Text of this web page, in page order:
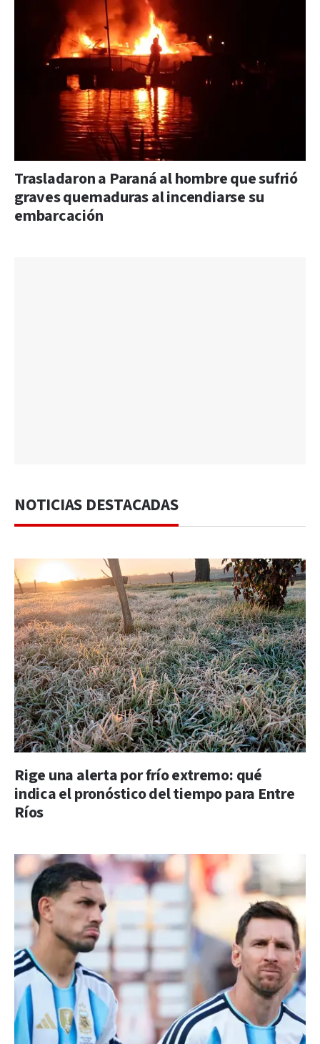
Trasladaron a Paraná al hombre que sufrió
graves quemaduras al incendiarse su
embarcación
NOTICIAS DESTACADAS
Rige una alerta por frío extremo: qué
indica el pronóstico del tiempo para Entre
Ríos